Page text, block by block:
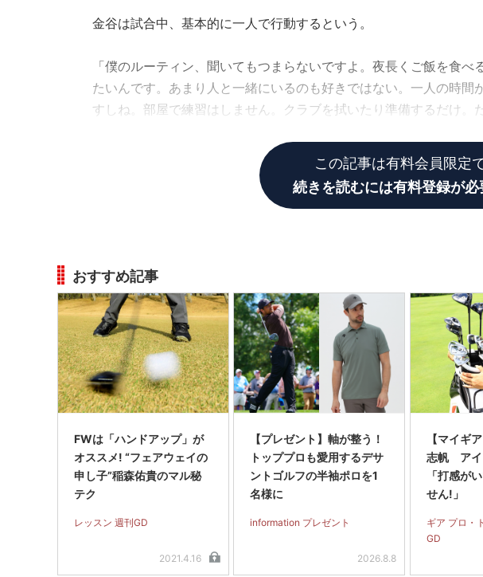
金谷は試合中、基本的に一人で行動するという。
「僕のルーティン、聞いてもつまらないですよ。夜長くご飯を食
たいんです。あまり人と一緒にいるのも好きではない。一人の時間
すしね。部屋で練習はしません。クラブを拭いたり準備するだけ。
この記事は有料会員限定
続きを読むには有料登録が必
おすすめ記事
FWは「ハンドアップ」が
オススメ! “フェアウェイの
申し子”稲森佑貴のマル秘
テク
レッスン 週刊GD
2021.4.16
【プレゼント】軸が整う！
トッププロも愛用するデサ
ントゴルフの半袖ポロを1
名様に
information プレゼント
2026.8.8
【マイギ
志帆 アイ
「打感が
せん!」
ギア プロ・
GD